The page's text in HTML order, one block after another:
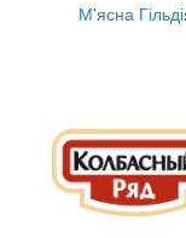
М'ясна